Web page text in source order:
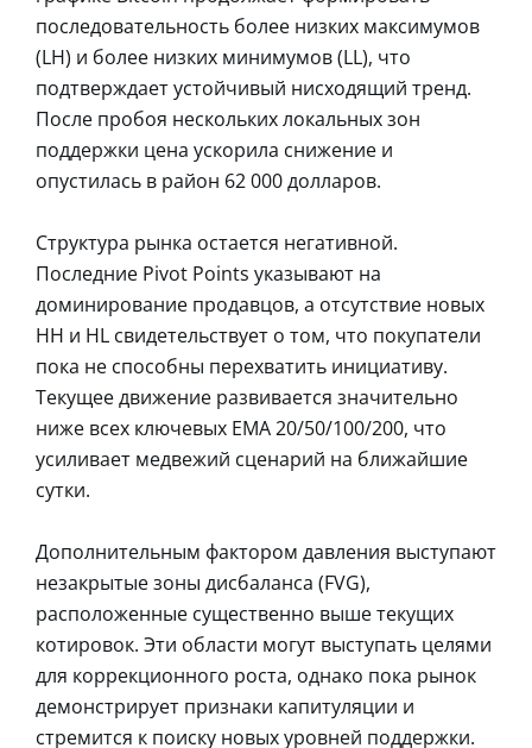
последовательность более низких максимумов
(LH) и более низких минимумов (LL), что
подтверждает устойчивый нисходящий тренд.
После пробоя нескольких локальных зон
поддержки цена ускорила снижение и
опустилась в район 62 000 долларов.
Структура рынка остается негативной.
Последние Pivot Points указывают на
доминирование продавцов, а отсутствие новых
HH и HL свидетельствует о том, что покупатели
пока не способны перехватить инициативу.
Текущее движение развивается значительно
ниже всех ключевых EMA 20/50/100/200, что
усиливает медвежий сценарий на ближайшие
сутки.
Дополнительным фактором давления выступают
незакрытые зоны дисбаланса (FVG),
расположенные существенно выше текущих
котировок. Эти области могут выступать целями
для коррекционного роста, однако пока рынок
демонстрирует признаки капитуляции и
стремится к поиску новых уровней поддержки.